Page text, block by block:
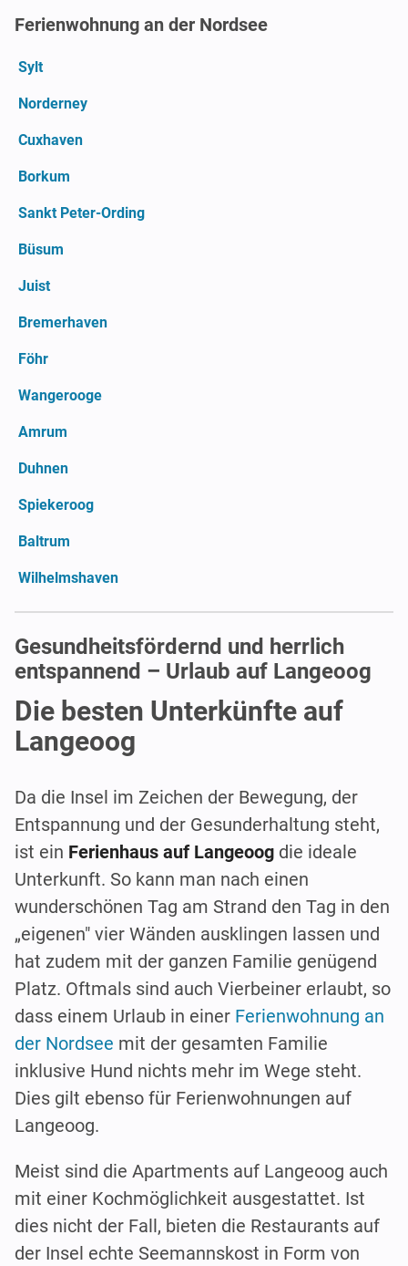
Ferienwohnung an der Nordsee
Sylt
Norderney
Cuxhaven
Borkum
Sankt Peter-Ording
Büsum
Juist
Bremerhaven
Föhr
Wangerooge
Amrum
Duhnen
Spiekeroog
Baltrum
Wilhelmshaven
Gesundheitsfördernd und herrlich
entspannend – Urlaub auf Langeoog
Die besten Unterkünfte auf
Langeoog
Da die Insel im Zeichen der Bewegung, der
Entspannung und der Gesunderhaltung steht,
ist ein Ferienhaus auf Langeoog die ideale
Unterkunft. So kann man nach einen
wunderschönen Tag am Strand den Tag in den
„eigenen" vier Wänden ausklingen lassen und
hat zudem mit der ganzen Familie genügend
Platz. Oftmals sind auch Vierbeiner erlaubt, so
dass einem Urlaub in einer Ferienwohnung an
der Nordsee mit der gesamten Familie
inklusive Hund nichts mehr im Wege steht.
Dies gilt ebenso für Ferienwohnungen auf
Langeoog.
Meist sind die Apartments auf Langeoog auch
mit einer Kochmöglichkeit ausgestattet. Ist
dies nicht der Fall, bieten die Restaurants auf
der Insel echte Seemannskost in Form von